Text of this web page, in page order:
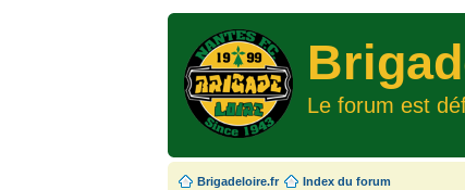
Le forum est
Brigadeloire.fr Index du forum